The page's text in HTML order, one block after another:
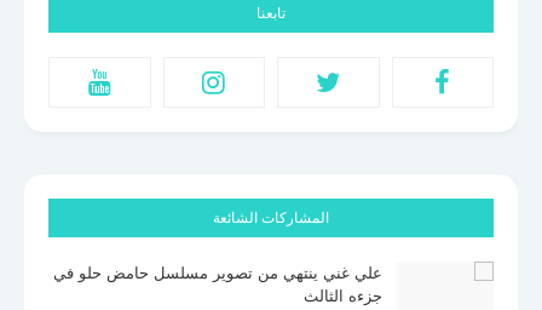
تابعنا
المشاركات الشائعة
علي غني ينتهي من تصوير مسلسل حامض حلو في
جزءه الثالث